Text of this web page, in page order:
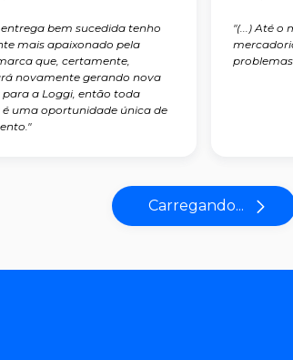
entrega bem sucedida tenho
mais apaixonado pela
que, certamente,
novamente gerando nova
a Loggi, então toda
uma oportunidade única de
"(...) Até o
Carregando...